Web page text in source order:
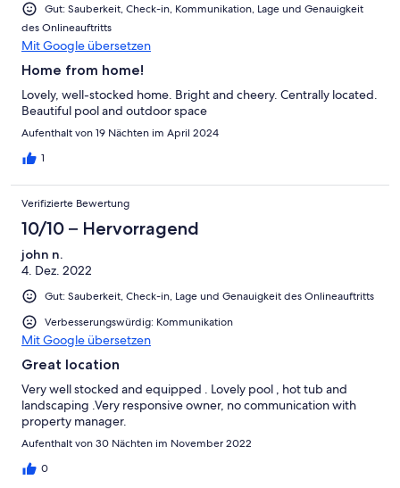
Gut: Sauberkeit, Check-in, Kommunikation, Lage und Genauigkeit
des Onlineauftritts
Mit Google übersetzen
Home from home!
Lovely, well-stocked home. Bright and cheery. Centrally located.
Beautiful pool and outdoor space
Aufenthalt von 19 Nächten im April 2024
1
Verifizierte Bewertung
10/10 – Hervorragend
john n.
4. Dez. 2022
Gut: Sauberkeit, Check-in, Lage und Genauigkeit des Onlineauftritts
Verbesserungswürdig: Kommunikation
Mit Google übersetzen
Great location
Very well stocked and equipped . Lovely pool , hot tub and
landscaping .Very responsive owner, no communication with
property manager.
Aufenthalt von 30 Nächten im November 2022
0